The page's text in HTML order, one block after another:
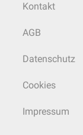
Kontakt
AGB
Datenschutz
Cookies
Impressum